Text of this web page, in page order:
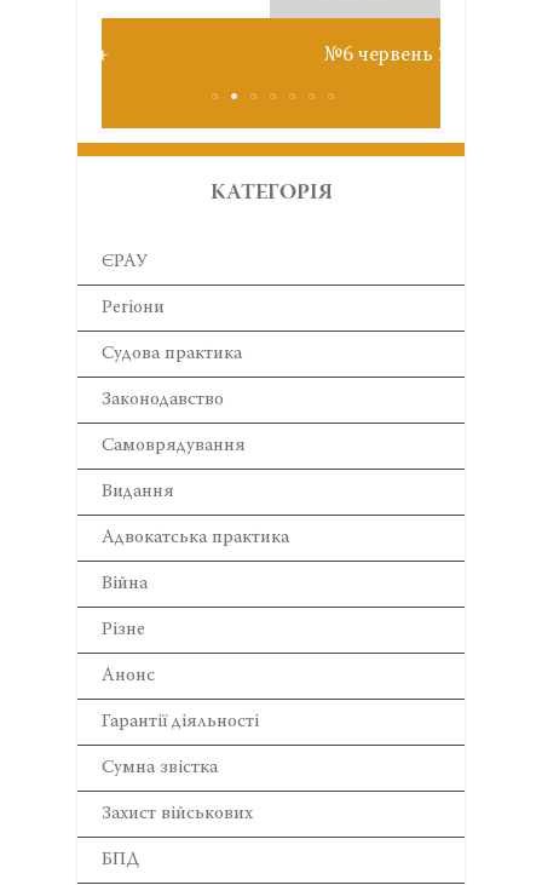
№6 червень 2026
КАТЕГОРІЯ
ЄРАУ
Регіони
Cудова практика
Законодавство
Самоврядування
Видання
Адвокатська практика
Війна
Різне
Анонс
Гарантії діяльності
Сумна звістка
Захист військових
БПД